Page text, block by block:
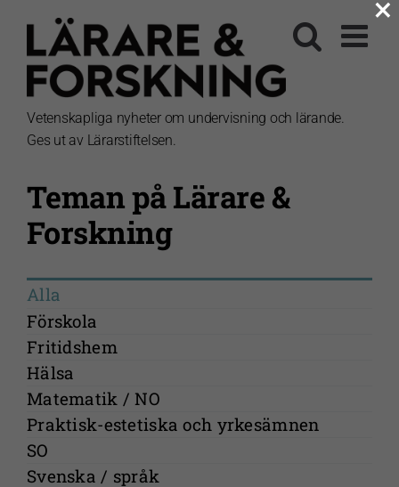
innehållet
Vetenskapliga nyheter om undervisning och lärande.
Ges ut av Lärarstiftelsen.
Teman på Lärare &
Forskning
Alla
Förskola
Fritidshem
Hälsa
Matematik / NO
Praktisk-estetiska och yrkesämnen
SO
Svenska / språk